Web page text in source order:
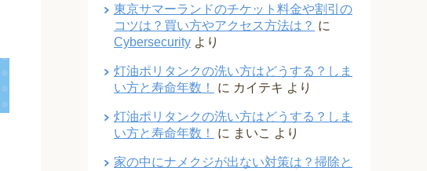
東京サマーランドのチケット料金や割引の
コツは？買い方やアクセス方法は？ に
Cybersecurity より
灯油ポリタンクの洗い方はどうする？しま
い方と寿命年数！
に カイテキ より
灯油ポリタンクの洗い方はどうする？しま
い方と寿命年数！
に まいこ より
家の中にナメクジが出ない対策は？掃除と